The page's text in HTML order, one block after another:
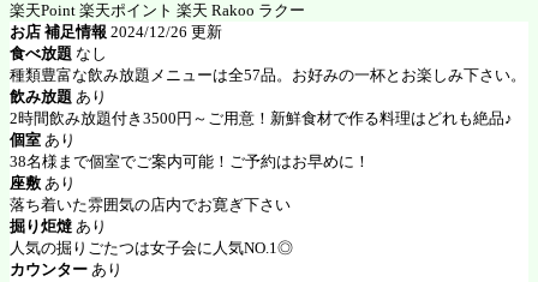
楽天Point 楽天ポイント 楽天 Rakoo ラクー
お店 補足情報 2024/12/26 更新
食べ放題 なし
種類豊富な飲み放題メニューは全57品。お好みの一杯とお楽しみ下さい。
飲み放題 あり
2時間飲み放題付き3500円～ご用意！新鮮食材で作る料理はどれも絶品♪
個室 あり
38名様まで個室でご案内可能！ご予約はお早めに！
座敷 あり
落ち着いた雰囲気の店内でお寛ぎ下さい
掘り炬燵 あり
人気の掘りごたつは女子会に人気NO.1◎
カウンター あり